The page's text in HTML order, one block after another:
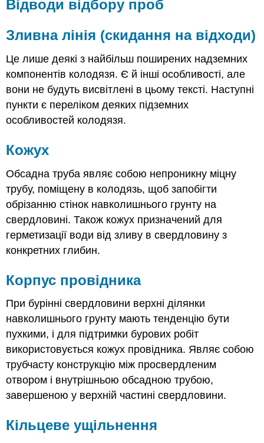
Відводи відбору проб
Зливна лінія (скидання на відходи)
Це лише деякі з найбільш поширених надземних
компонентів колодязя. Є й інші особливості, але
вони не будуть висвітлені в цьому тексті. Наступні
пункти є переліком деяких підземних
особливостей колодязя.
Кожух
Обсадна труба являє собою непроникну міцну
трубу, поміщену в колодязь, щоб запобігти
обрізанню стінок навколишнього грунту на
свердловині. Також кожух призначений для
герметизації води від зливу в свердловину з
конкретних глибин.
Корпус провідника
При бурінні свердловини верхні ділянки
навколишнього грунту мають тенденцію бути
пухкими, і для підтримки бурових робіт
використовується кожух провідника. Являє собою
трубчасту конструкцію між просвердленим
отвором і внутрішньою обсадною трубою,
завершеною у верхній частині свердловини.
Кільцеве ущільнення